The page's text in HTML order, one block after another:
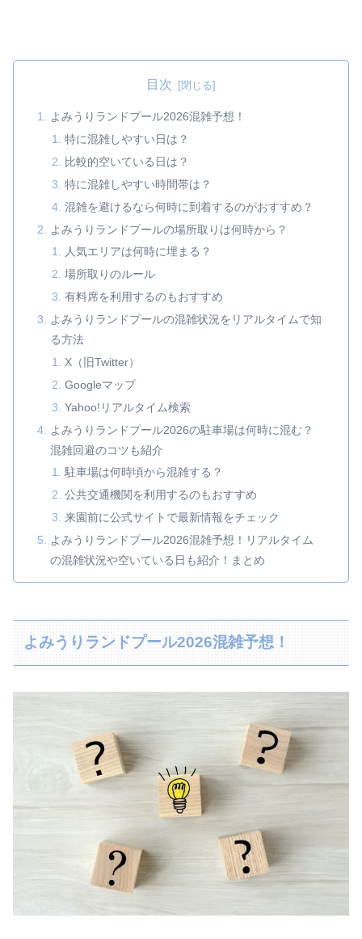
目次
よみうりランドプール2026混雑予想！
特に混雑しやすい日は？
比較的空いている日は？
特に混雑しやすい時間帯は？
混雑を避けるなら何時に到着するのがおすすめ？
よみうりランドプールの場所取りは何時から？
人気エリアは何時に埋まる？
場所取りのルール
有料席を利用するのもおすすめ
よみうりランドプールの混雑状況をリアルタイムで知
る方法
X（旧Twitter）
Googleマップ
Yahoo!リアルタイム検索
よみうりランドプール2026の駐車場は何時に混む？
混雑回避のコツも紹介
駐車場は何時頃から混雑する？
公共交通機関を利用するのもおすすめ
来園前に公式サイトで最新情報をチェック
よみうりランドプール2026混雑予想！リアルタイム
の混雑状況や空いている日も紹介！まとめ
よみうりランドプール2026混雑予想！